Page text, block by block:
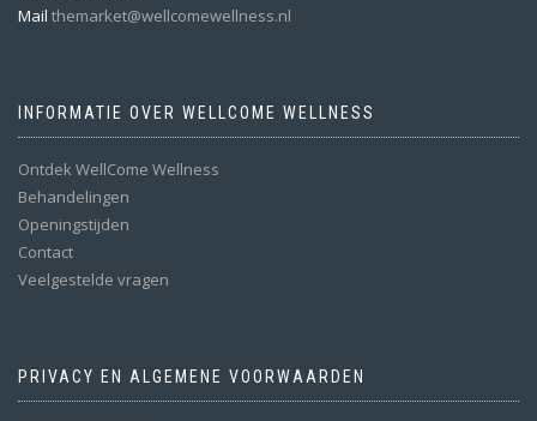
Mail themarket@wellcomewellness.nl
INFORMATIE OVER WELLCOME WELLNESS
Ontdek WellCome Wellness
Behandelingen
Openingstijden
Contact
Veelgestelde vragen
PRIVACY EN ALGEMENE VOORWAARDEN